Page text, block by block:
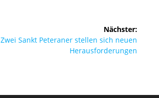
Nächster:
Nächster
Zwei Sankt Peteraner stellen sich neuen
Herausforderungen